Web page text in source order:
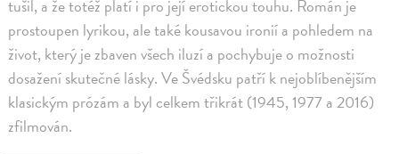
tušil, a že totéž platí i pro její erotickou touhu. Román je
prostoupen lyrikou, ale také kousavou ironií a pohledem na
život, který je zbaven všech iluzí a pochybuje o možnosti
dosažení skutečné lásky. Ve Švédsku patří k nejoblíbenějším
klasickým prózám a byl celkem třikrát (1945, 1977 a 2016)
zfilmován.